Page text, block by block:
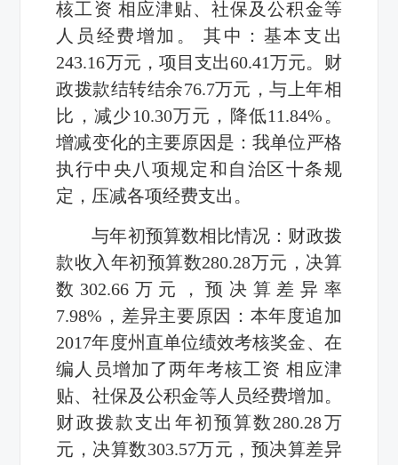
核工资 相应津贴、社保及公积金等
人员经费增加。 其中：基本支出
243.16万元，项目支出60.41万元。财
政拨款结转结余76.7万元，与上年相
比，减少10.30万元，降低11.84%。
增减变化的主要原因是：我单位严格
执行中央八项规定和自治区十条规
定，压减各项经费支出。
与年初预算数相比情况：财政拨
款收入年初预算数280.28万元，决算
数302.66万元，预决算差异率
7.98%，差异主要原因：本年度追加
2017年度州直单位绩效考核奖金、在
编人员增加了两年考核工资 相应津
贴、社保及公积金等人员经费增加。
财政拨款支出年初预算数280.28万
元，决算数303.57万元，预决算差异